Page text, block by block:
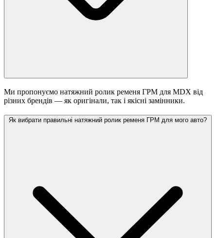
Ми пропонуємо натяжний ролик ременя ГРМ для MDX від
різних брендів — як оригінали, так і якісні замінники.
Як вибрати правильні натяжний ролик ременя ГРМ для мого авто?